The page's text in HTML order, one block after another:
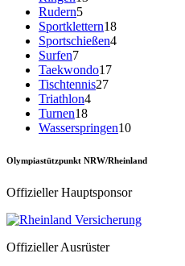
Rudern5
Sportklettern18
Sportschießen4
Surfen7
Taekwondo17
Tischtennis27
Triathlon4
Turnen18
Wasserspringen10
Olympiastützpunkt NRW/Rheinland
Offizieller Hauptsponsor
Offizieller Ausrüster